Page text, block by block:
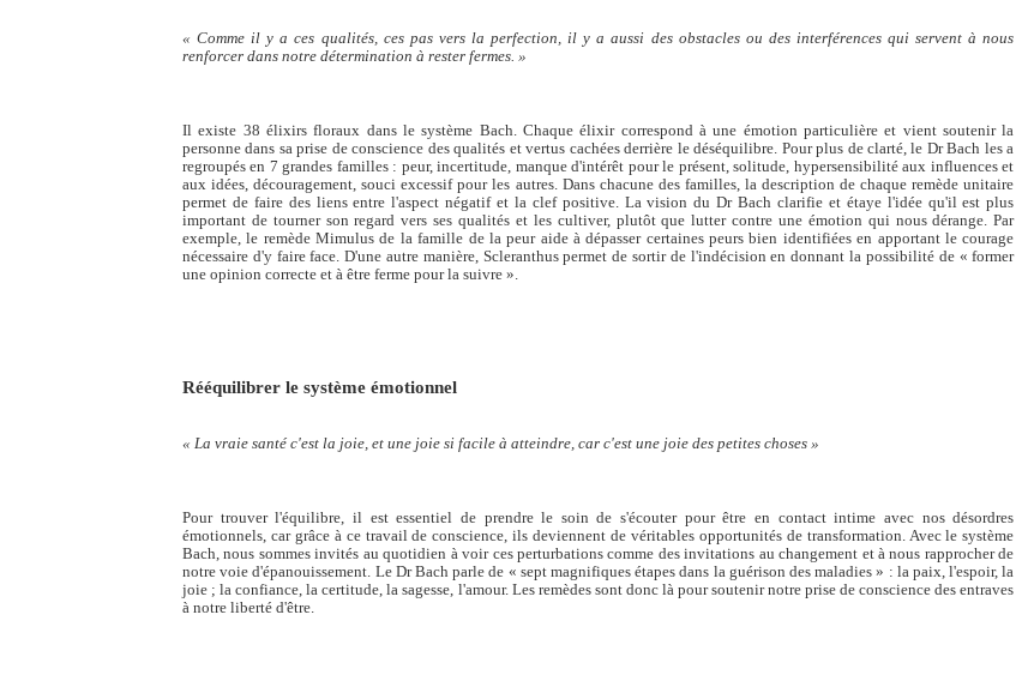
« Comme il y a ces qualités, ces pas vers la perfection, il y a aussi des obstacles ou des interférences qui servent à nous
renforcer dans notre détermination à rester fermes. »
Il existe 38 élixirs floraux dans le système Bach. Chaque élixir correspond à une émotion particulière et vient soutenir la
personne dans sa prise de conscience des qualités et vertus cachées derrière le déséquilibre. Pour plus de clarté, le Dr Bach les a
regroupés en 7 grandes familles : peur, incertitude, manque d'intérêt pour le présent, solitude, hypersensibilité aux influences et
aux idées, découragement, souci excessif pour les autres. Dans chacune des familles, la description de chaque remède unitaire
permet de faire des liens entre l'aspect négatif et la clef positive. La vision du Dr Bach clarifie et étaye l'idée qu'il est plus
important de tourner son regard vers ses qualités et les cultiver, plutôt que lutter contre une émotion qui nous dérange. Par
exemple, le remède Mimulus de la famille de la peur aide à dépasser certaines peurs bien identifiées en apportant le courage
nécessaire d'y faire face. D'une autre manière, Scleranthus permet de sortir de l'indécision en donnant la possibilité de « former
une opinion correcte et à être ferme pour la suivre ».
Rééquilibrer le système émotionnel
« La vraie santé c'est la joie, et une joie si facile à atteindre, car c'est une joie des petites choses »
Pour trouver l'équilibre, il est essentiel de prendre le soin de s'écouter pour être en contact intime avec nos désordres
émotionnels, car grâce à ce travail de conscience, ils deviennent de véritables opportunités de transformation. Avec le système
Bach, nous sommes invités au quotidien à voir ces perturbations comme des invitations au changement et à nous rapprocher de
notre voie d'épanouissement. Le Dr Bach parle de « sept magnifiques étapes dans la guérison des maladies » : la paix, l'espoir, la
joie ; la confiance, la certitude, la sagesse, l'amour. Les remèdes sont donc là pour soutenir notre prise de conscience des entraves
à notre liberté d'être.